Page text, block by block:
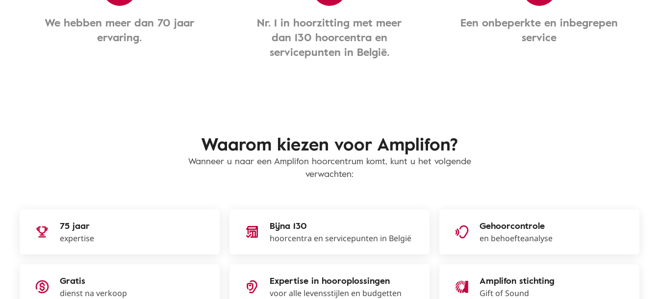
We hebben meer dan 70 jaar
ervaring.
Nr. 1 in hoorzitting met meer
dan 130 hoorcentra en
servicepunten in België.
Een onbeperkte en inbegrepen
service
Waarom kiezen voor Amplifon?
Wanneer u naar een Amplifon hoorcentrum komt, kunt u het volgende
verwachten:
75 jaar
expertise
Bijna 130
hoorcentra en servicepunten in België
Gehoorcontrole
en behoefteanalyse
Gratis
dienst na verkoop
Expertise in hooroplossingen
voor alle levensstijlen en budgetten
Amplifon stichting
Gift of Sound